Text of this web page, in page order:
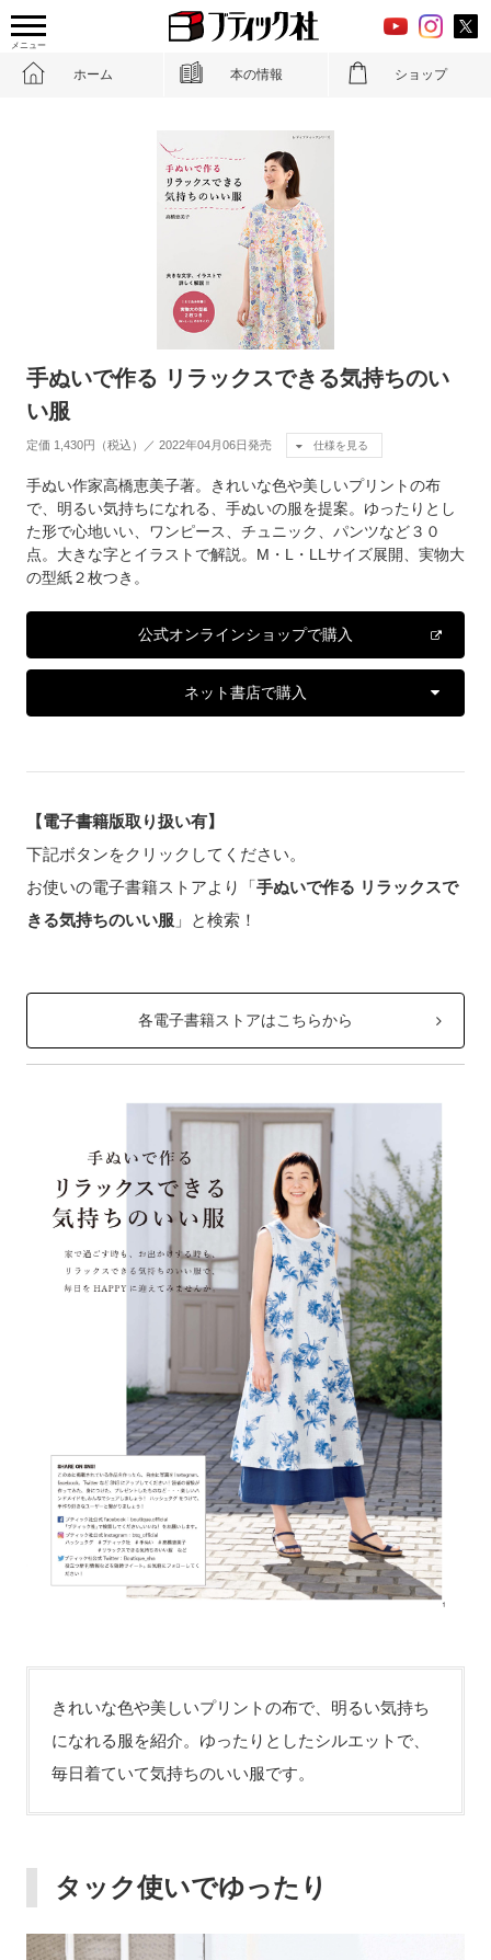
メニュー
ホーム 本の情報 ショップ
手ぬいで作る リラックスできる気持ちのい
い服
定価 1,430円（税込）／ 2022年04月06日発売 仕様を見る
手ぬい作家高橋恵美子著。きれいな色や美しいプリントの布
で、明るい気持ちになれる、手ぬいの服を提案。ゆったりとし
た形で心地いい、ワンピース、チュニック、パンツなど３０
点。大きな字とイラストで解説。M・L・LLサイズ展開、実物大
の型紙２枚つき。
公式オンラインショップで購入
ネット書店で購入
【電子書籍版取り扱い有】
下記ボタンをクリックしてください。
お使いの電子書籍ストアより「手ぬいで作る リラックスで
きる気持ちのいい服 」と検索！
各電子書籍ストアはこちらから
きれいな色や美しいプリントの布で、明るい気持ち
になれる服を紹介。ゆったりとしたシルエットで、
毎日着ていて気持ちのいい服です。
タック使いでゆったり